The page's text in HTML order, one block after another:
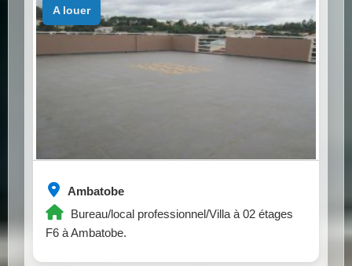
Ambatobe
Bureau/local professionnel/Villa à 02 étages
F6 à Ambatobe.
a louer